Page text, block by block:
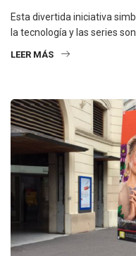
Esta divertida iniciativa
la tecnología y las series
LEER MÁS